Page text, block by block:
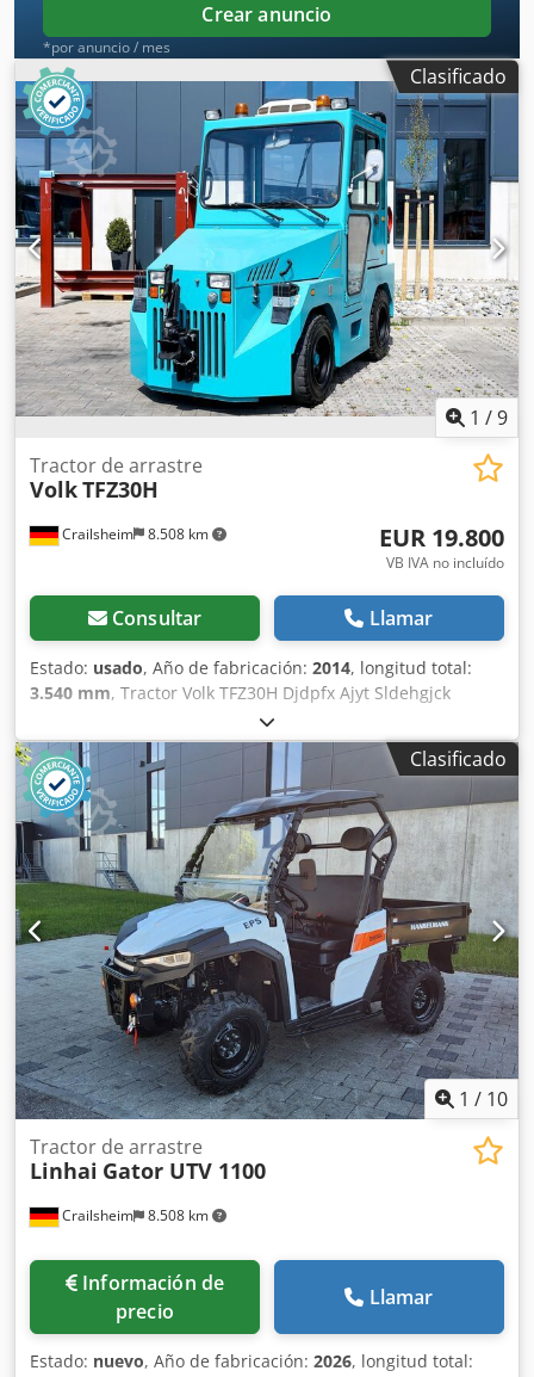
Crear anuncio
*por anuncio / mes
Clasificado
1 /9
Crailsheim 8.508 km
Tractor de arrastre
VolkTFZ30H
EUR 19.800
VB IVA no incluído
Consultar Llamar
Estado: usado, Año de fabricación: 2014, longitud total:
3.540 mm, Tractor Volk TFZ30H Djdpfx Ajyt Sldehgjck
Tracción a gas Año de construcción 2014
Clasificado
1 / 10
Crailsheim 8.508 km
Tractor de arrastre
Linhai Gator UTV 1100
Información de
precio
Llamar
Estado: nuevo, Año de fabricación: 2026, longitud total: